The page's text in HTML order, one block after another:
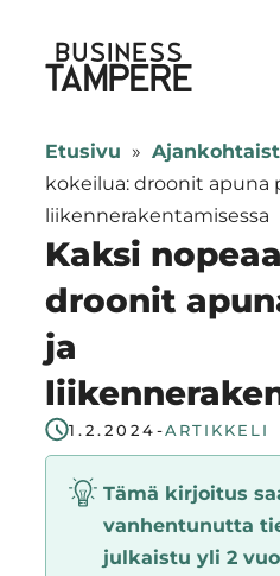
suoraan
sisältöön
Business Tampere
Tampere
supports
talents,
investors
and
entrepreneurs
in
making
a
smooth
start
Tampere
Region
Etusivu »
kokeilua: droonit apuna
liikennerakentamisessa
Kaksi
droonit
ja
1.2.2024-ARTIKKELI
Tämä kirjoitus
vanhentunutta
julkaistu yli 2